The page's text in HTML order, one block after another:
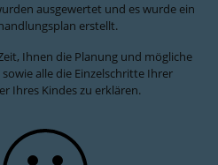
ausgewertet und es wurde ein
erstellt.
Ihnen die Planung und mögliche
alle die Einzelschritte Ihrer
Ihres Kindes zu erklären.